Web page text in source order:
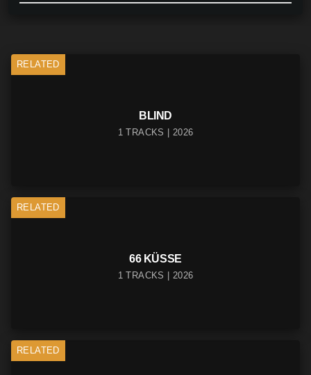
RELATED
BLIND
1 TRACKS | 2026
RELATED
66 KÜSSE
1 TRACKS | 2026
RELATED